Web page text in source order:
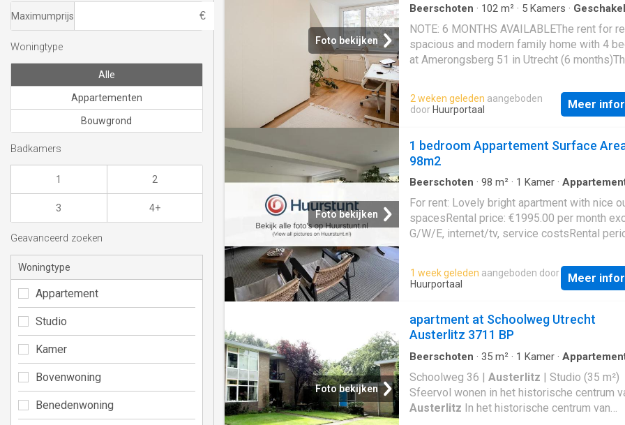
Bent u op zoek naar een rustige,
woning in een groene omgeving, met de
van moderne voorzieningen en een sociale
leefomgeving? Dan is dit appartement aan
Tempellaan 1-P34 precies wat u zoekt. Dit 3-
beschikt over een ruim balkon. Omdat dit de
hoogste woonlaag is, is het appartement
ongeveer 67 m² en is ingedeeld met een L-
woonkamer met rechte keuken, twee
en een berging. De badkamer is
Foto bekijken
Beerschoten · 102 m² · 5 Kamers ·
NOTE: 6 MONTHS AVAILABLEThe rent for
spacious and modern family home with 4
at Amerongsberg 51 in Utrecht (6
child-friendly residential area in Utrecht. For
information see
2 weken geleden aangeboden
door Huurportaal Meer
Foto bekijken
1 bedroom Appartement Surface
98m2
Beerschoten · 98 m² · 1 Kamer ·
For rent: Lovely bright apartment with nice
spacesRental price: €1995.00 per month
G/W/E, internet/tv, service costsRental
Furnished This well-kept. For more
1 week geleden aangeboden door
Huurportaal
Meer
Foto bekijken
apartment at Schoolweg Utrecht
Austerlitz 3711 BP
Beerschoten · 35 m² · 1 Kamer ·
Schoolweg 36 | Austerlitz | Studio (35 m²)
Sfeervol wonen in het historische centrum
Austerlitz In het historische centrum van
Maximumprijs
Woningtype
Alle
Appartementen
Bouwgrond
Badkamers
1 2
3 4+
Geavanceerd zoeken
Woningtype
Appartement
Studio
Kamer
Bovenwoning
Benedenwoning